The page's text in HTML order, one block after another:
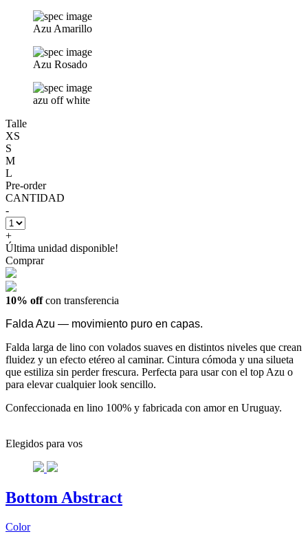
Azu Amarillo
Azu Rosado
azu off white
Talle
XS
S
M
L
Pre-order
CANTIDAD
-
+
Última unidad disponible!
Comprar
10% offcon transferencia
Falda Azu — movimiento puro en capas.
Falda larga de lino con volados suaves en distintos niveles que crean
fluidez y un efecto etéreo al caminar. Cintura cómoda y una silueta
que estiliza sin perder frescura. Perfecta para usar con el top Azu o
para elevar cualquier look sencillo.
Confeccionada en lino 100% y fabricada con amor en Uruguay.
Elegidos para vos
Bottom Abstract
Color